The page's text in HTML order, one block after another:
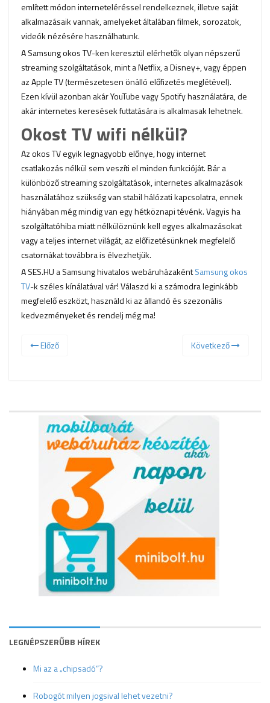
említett módon interneteléréssel rendelkeznek, illetve saját
alkalmazásaik vannak, amelyeket általában filmek, sorozatok,
videók nézésére használhatunk.
A Samsung okos TV-ken keresztül elérhetők olyan népszerű
streaming szolgáltatások, mint a Netflix, a Disney+, vagy éppen
az Apple TV (természetesen önálló előfizetés meglétével).
Ezen kívül azonban akár YouTube vagy Spotify használatára, de
akár internetes keresések futtatására is alkalmasak lehetnek.
Okost TV wifi nélkül?
Az okos TV egyik legnagyobb előnye, hogy internet
csatlakozás nélkül sem veszíti el minden funkcióját. Bár a
különböző streaming szolgáltatások, internetes alkalmazások
használatához szükség van stabil hálózati kapcsolatra, ennek
hiányában még mindig van egy hétköznapi tévénk. Vagyis ha
szolgáltatóhiba miatt nélkülöznünk kell egyes alkalmazásokat
vagy a teljes internet világát, az előfizetésünknek megfelelő
csatornákat továbbra is élvezhetjük.
A SES.HU a Samsung hivatalos webáruházakéntSamsung okos
TV-k széles kínálatával vár! Válaszd ki a számodra leginkább
megfelelő eszközt, használd ki az állandó és szezonális
kedvezményeket és rendelj még ma!
Előző Következő
LEGNÉPSZERŰBB HÍREK
Mi az a „chipsadó”?
Robogót milyen jogsival lehet vezetni?